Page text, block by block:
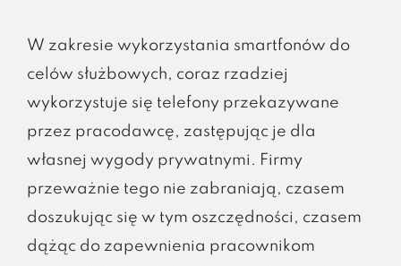
W zakresie wykorzystania smartfonów do
celów służbowych, coraz rzadziej
wykorzystuje się telefony przekazywane
przez pracodawcę, zastępując je dla
własnej wygody prywatnymi. Firmy
przeważnie tego nie zabraniają, czasem
doszukując się w tym oszczędności, czasem
dążąc do zapewnienia pracownikom